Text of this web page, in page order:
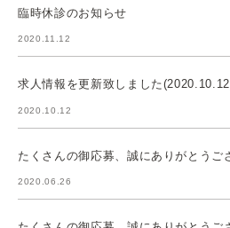
臨時休診のお知らせ
2020.11.12
求人情報を更新致しました(2020.10.12)
2020.10.12
たくさんの御応募、誠にありがとうご
2020.06.26